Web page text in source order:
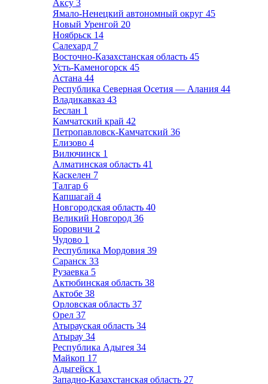
Аксу 3
Ямало-Ненецкий автономный округ 45
Новый Уренгой 20
Ноябрьск 14
Салехард 7
Восточно-Казахстанская область 45
Усть-Каменогорск 45
Астана 44
Республика Северная Осетия — Алания 44
Владикавказ 43
Беслан 1
Камчатский край 42
Петропавловск-Камчатский 36
Елизово 4
Вилючинск 1
Алматинская область 41
Каскелен 7
Талгар 6
Капшагай 4
Новгородская область 40
Великий Новгород 36
Боровичи 2
Чудово 1
Республика Мордовия 39
Саранск 33
Рузаевка 5
Актюбинская область 38
Актобе 38
Орловская область 37
Орел 37
Атырауская область 34
Атырау 34
Республика Адыгея 34
Майкоп 17
Адыгейск 1
Западно-Казахстанская область 27